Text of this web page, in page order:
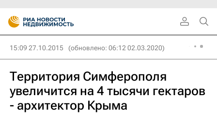
15:09 27.10.2015 (обновлено: 06:12 02.03.2020)
Территория Симферополя
увеличится на 4 тысячи гектаров
- архитектор Крыма